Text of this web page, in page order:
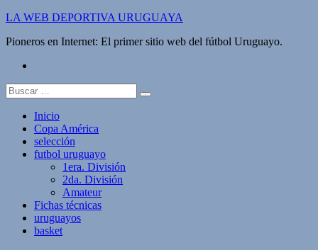
Saltar
contenido
LA WEB DEPORTIVA URUGUAYA
Pioneros en Internet: El primer sitio web del fútbol Uruguayo.
Buscar:
Inicio
Copa América
selección
futbol uruguayo
1era. División
2da. División
Amateur
Fichas técnicas
uruguayos
basket